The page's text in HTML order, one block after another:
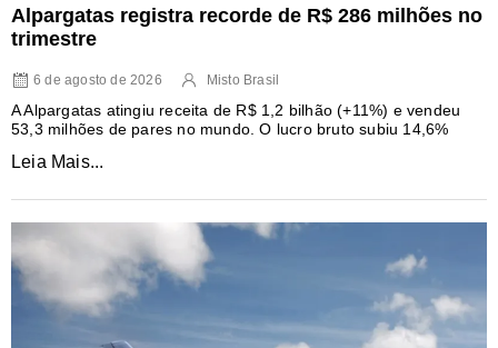
Alpargatas registra recorde de R$ 286 milhões no
trimestre
6 de agosto de 2026 Misto Brasil
A Alpargatas atingiu receita de R$ 1,2 bilhão (+11%) e vendeu
53,3 milhões de pares no mundo. O lucro bruto subiu 14,6%
Leia Mais...